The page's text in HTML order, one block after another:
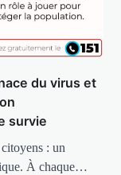
du virus et
survie
: un
À chaque…